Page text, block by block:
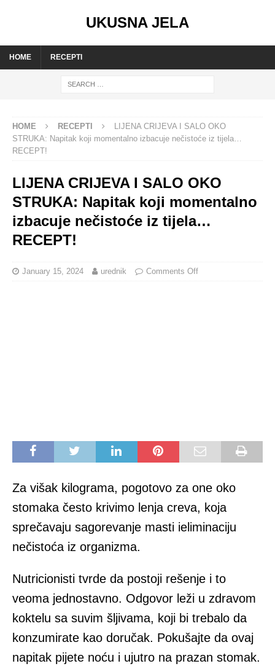
UKUSNA JELA
HOME RECEPTI
HOME RECEPTI
LIJENA CRIJEVA I SALO OKO
STRUKA: Napitak koji momentalno izbacuje nečistoće iz tijela…
RECEPT!
LIJENA CRIJEVA I SALO OKO
STRUKA: Napitak koji momentalno
izbacuje nečistoće iz tijela…
RECEPT!
January 15, 2024 urednik Comments Off
Za višak kilograma, pogotovo za one oko
stomaka često krivimo lenja creva, koja
sprečavaju sagorevanje masti ieliminaciju
nečistoća iz organizma.
Nutricionisti tvrde da postoji rešenje i to
veoma jednostavno. Odgovor leži u zdravom
koktelu sa suvim šljivama, koji bi trebalo da
konzumirate kao doručak. Pokušajte da ovaj
napitak pijete noću i ujutro na prazan stomak.